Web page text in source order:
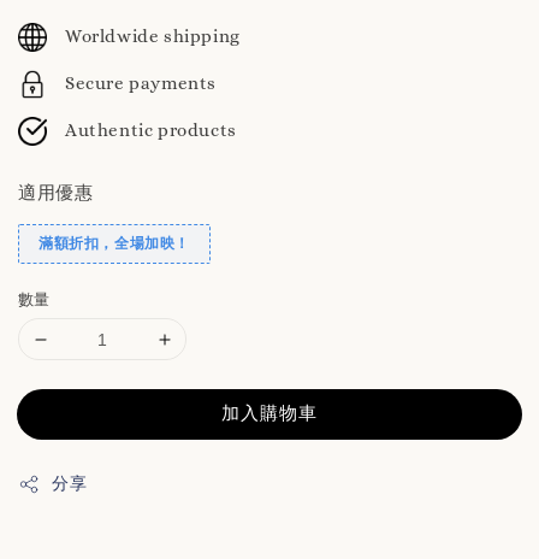
price
Worldwide shipping
Secure payments
Authentic products
適用優惠
滿額折扣，全場加映！
數量
加入購物車
分享